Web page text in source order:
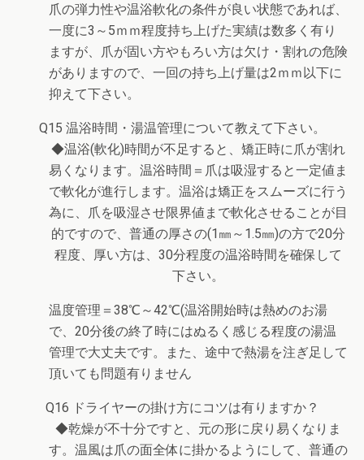
爪の弾力性や温浴軟化の条件が良い状態であれば、
一度に3～5ｍｍ程度持ち上げた実績は数多く有り
ますが、爪が固い方やもろい方は欠け・割れの危険
がありますので、一回の持ち上げ量は2ｍｍ以下に
抑えて下さい。
Q15 温浴時間・湯温管理について教えて下さい。
◆温浴(軟化)時間が不足すると、矯正時に爪が割れ
易くなります。温浴時間＝爪は吸湿すると一定値ま
で軟化が進行します。 温浴は矯正をスムーズに行う
為に、爪を吸湿させ限界値まで軟化させることが目
的ですので、普通の厚さの(1㎜～1.5㎜)の方で20分
程度、厚い方は、30分程度の温浴時間を確保して
下さい。
温度管理＝38℃～42℃(温浴開始時は熱めのお湯
で、20分後の終了時にはぬるく感じる程度の湯温
管理で大丈夫です。また、途中で熱湯を注ぎ足して
頂いても問題有りません
Q16 ドライヤーの掛け方にコツは有りますか？
◆乾燥が不十分ですと、元の形に戻り易くなりま
す。温風は爪の面全体に掛かるようにして、普通の